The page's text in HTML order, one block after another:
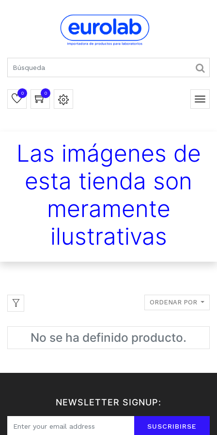
0 0
Las imágenes de
esta tienda son
meramente
ilustrativas
ORDENAR POR
No se ha definido producto.
NEWSLETTER SIGNUP:
SUSCRIBIRSE